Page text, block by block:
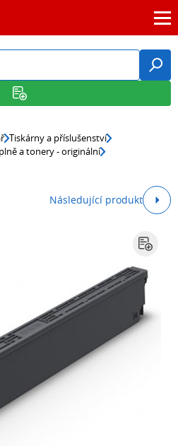
Tiskárny a příslušenství
a tonery - originální
Následující produkt